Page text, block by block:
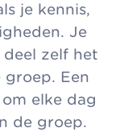
je kennis,
Je
zelf het
Een
elke dag
de groep.